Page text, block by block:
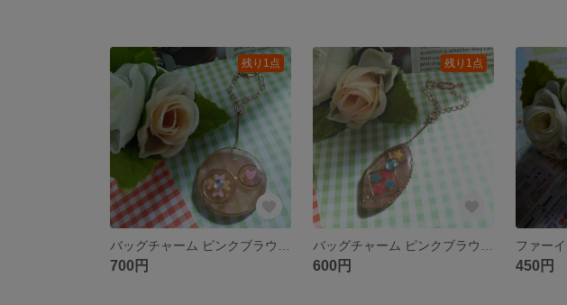
残り1点
700円
残り1点
600円 450円